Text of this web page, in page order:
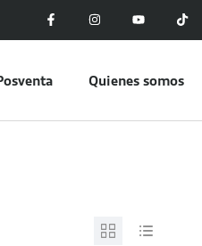
Quienes somos